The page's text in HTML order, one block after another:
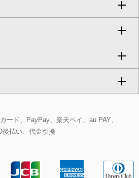
BAG
ソール
ー
ドレス
ンツ
ンワン
ート
ト
ース
スヌード
ル
ュ
ー
ード、PayPay、楽天ペイ、au PAY、
払い、代金引換